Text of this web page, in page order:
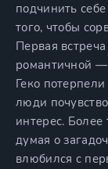
подчинить
того, чтобы
Первая
романтичной
Геко
люди
интерес. Более
думая о
влюбился с